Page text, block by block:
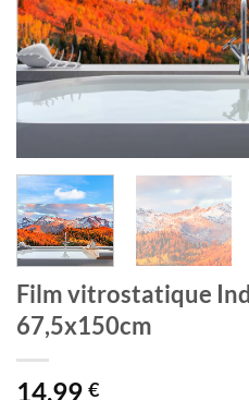
Film vitrostatique
67,5x150cm
14,99 €